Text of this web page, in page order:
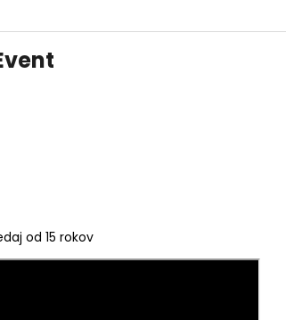
od 15 rokov